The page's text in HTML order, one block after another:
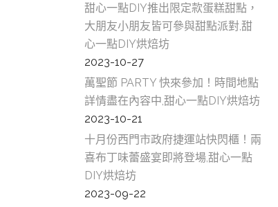
甜心一點DIY推出限定款蛋糕甜點，
大朋友小朋友皆可參與甜點派對,甜
心一點DIY烘焙坊
2023-10-27
萬聖節 PARTY 快來參加！時間地點
詳情盡在內容中,甜心一點DIY烘焙坊
2023-10-21
十月份西門市政府捷運站快閃櫃！兩
喜布丁味蕾盛宴即將登場,甜心一點
DIY烘焙坊
2023-09-22